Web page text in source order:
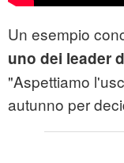
Un esempio
uno dei leader
"Aspettiamo
autunno per